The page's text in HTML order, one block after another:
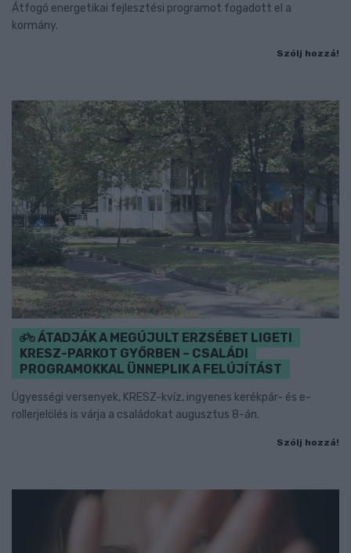
Átfogó energetikai fejlesztési programot fogadott el a
kormány.
Szólj hozzá!
ÁTADJÁK A MEGÚJULT ERZSÉBET LIGETI
KRESZ-PARKOT GYŐRBEN – CSALÁDI
PROGRAMOKKAL ÜNNEPLIK A FELÚJÍTÁST
Ügyességi versenyek, KRESZ-kvíz, ingyenes kerékpár- és e-
rollerjelölés is várja a családokat augusztus 8-án.
Szólj hozzá!